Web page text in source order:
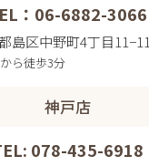
：06-6882-3066
島区中野町4丁目11−11
ら徒歩3分
神戸店
078-435-6918